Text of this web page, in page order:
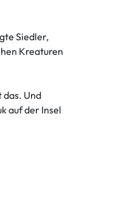
Siedler,
Kreaturen
das. Und
auf der Insel